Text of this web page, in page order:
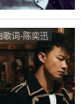
歌词-陈奕迅